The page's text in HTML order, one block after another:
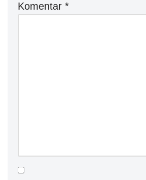
Komentar *